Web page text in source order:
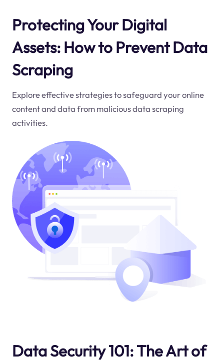
Protecting Your Digital
Assets: How to Prevent Data
Scraping
Explore effective strategies to safeguard your online
content and data from malicious data scraping
activities.
Data Security 101: The Art of